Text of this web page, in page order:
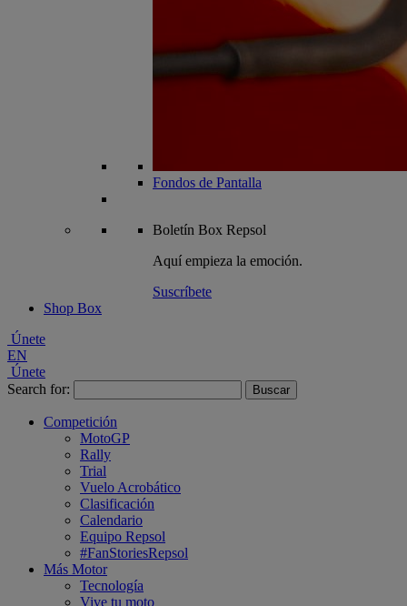
Fondos de Pantalla
Boletín Box Repsol
Aquí empieza la emoción.
Suscríbete
Shop Box
Únete
EN
Únete
Search for:
Competición
MotoGP
Rally
Trial
Vuelo Acrobático
Clasificación
Calendario
Equipo Repsol
#FanStoriesRepsol
Más Motor
Tecnología
Vive tu moto